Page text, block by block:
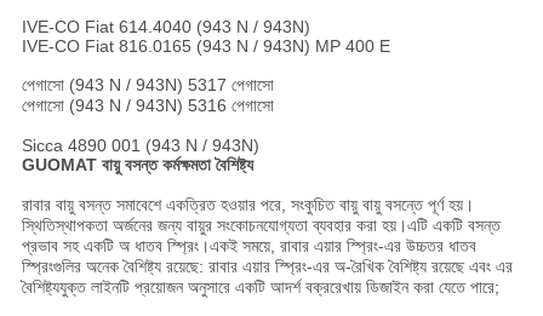
IVE-CO Fiat 614.4040 (943 N / 943N)
IVE-CO Fiat 816.0165 (943 N / 943N) MP 400 E
পেগাসো (943 N / 943N) 5317 পেগাসো
পেগাসো (943 N / 943N) 5316 পেগাসো
Sicca 4890 001 (943 N / 943N)
GUOMAT বায়ু বসন্ত কর্মক্ষমতা বৈশিষ্ট্য
রাবার বায়ু বসন্ত সমাবেশে একত্রিত হওয়ার পরে, সংকুচিত বায়ু বায়ু বসন্তে পূর্ণ হয়।
স্থিতিস্থাপকতা অর্জনের জন্য বায়ুর সংকোচনযোগ্যতা ব্যবহার করা হয়।এটি একটি বসন্ত
প্রভাব সহ একটি অ ধাতব স্প্রিং।একই সময়ে, রাবার এয়ার স্প্রিং-এর উচ্চতর ধাতব
স্প্রিংগুলির অনেক বৈশিষ্ট্য রয়েছে: রাবার এয়ার স্প্রিং-এর অ-রৈখিক বৈশিষ্ট্য রয়েছে এবং এর
বৈশিষ্ট্যযুক্ত লাইনটি প্রয়োজন অনুসারে একটি আদর্শ বক্ররেখায় ডিজাইন করা যেতে পারে;